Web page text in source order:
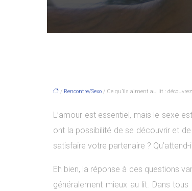
/ Rencontre/Sexo / Ce qu’ils aiment au lit :
L’amour est essentiel, mais le sexe
ont la possibilité de se découvrir et
satisfaire votre partenaire ?
Eh bien, la réponse à ces questions
généralement mieux au lit. Dans